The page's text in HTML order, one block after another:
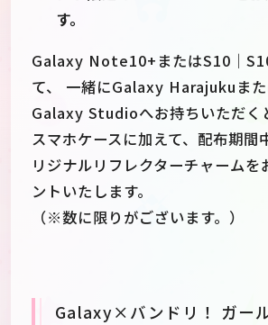
す。
Galaxy Note10+またはS10｜
て、 一緒にGalaxy Harajukuま
Galaxy Studioへお持ちいただく
スマホケースに加えて、配布期間
リジナルリフレクターチャームを
ントいたします。
（※数に限りがございます。）
Galaxy×バンドリ！ ガー